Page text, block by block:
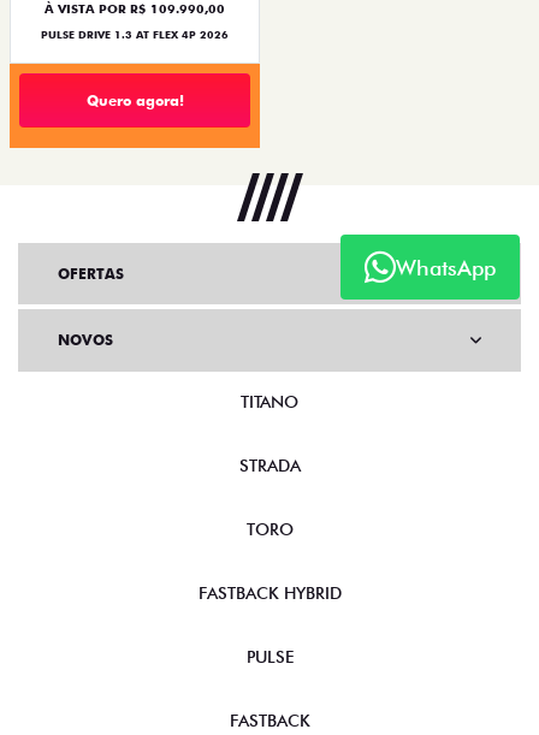
À VISTA POR R$ 109.990,00
PULSE DRIVE 1.3 AT FLEX 4P 2026
Quero agora!
WhatsApp
OFERTAS
NOVOS
TITANO
STRADA
TORO
FASTBACK HYBRID
PULSE
FASTBACK